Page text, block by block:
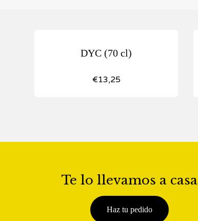
DYC (70 cl)
€13,25
Te lo llevamos a casa
Haz tu pedido